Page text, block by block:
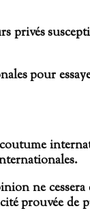
privés
pour
ne
prouvée de